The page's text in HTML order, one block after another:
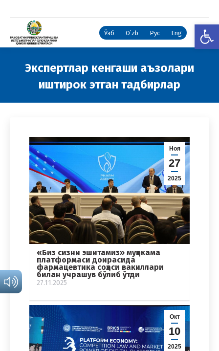
Ўзб Oʻzb Рус Eng
Экспертлар кенгаши аъзолари
иштирок этган тадбирлар
Ноя
27
2025
«Биз сизни эшитамиз» муҳокама
платформаси доирасида
фармацевтика соҳаси вакиллари
билан учрашув бўлиб ўтди
27.11.2025
Окт
10
2025